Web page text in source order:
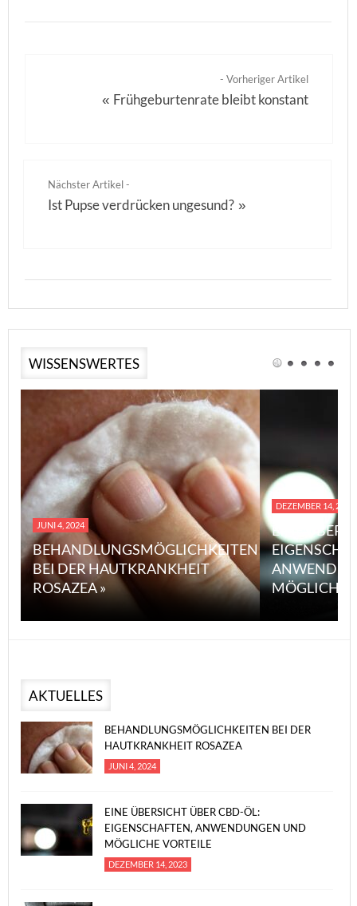
- Vorheriger Artikel
« Frühgeburtenrate bleibt konstant
Nächster Artikel -
Ist Pupse verdrücken ungesund? »
WISSENSWERTES
JUNI 4, 2024
BEHANDLUNGSMÖGLICHKEITEN
BEI DER HAUTKRANKHEIT
ROSAZEA »
DEZEMBER 14, 2023
EINE
MÖGLICHE
AKTUELLES
BEHANDLUNGSMÖGLICHKEITEN BEI DER
HAUTKRANKHEIT ROSAZEA
JUNI 4, 2024
EINE ÜBERSICHT ÜBER CBD-ÖL:
EIGENSCHAFTEN, ANWENDUNGEN UND
MÖGLICHE VORTEILE
DEZEMBER 14, 2023